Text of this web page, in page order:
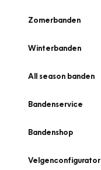
Zomerbanden
Winterbanden
All season banden
Bandenservice
Bandenshop
Velgenconfigurator